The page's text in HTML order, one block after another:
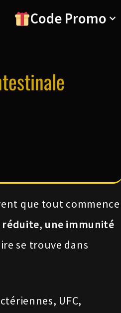
Code Promo
que tout commence
, une immunité
se trouve dans
UFC,